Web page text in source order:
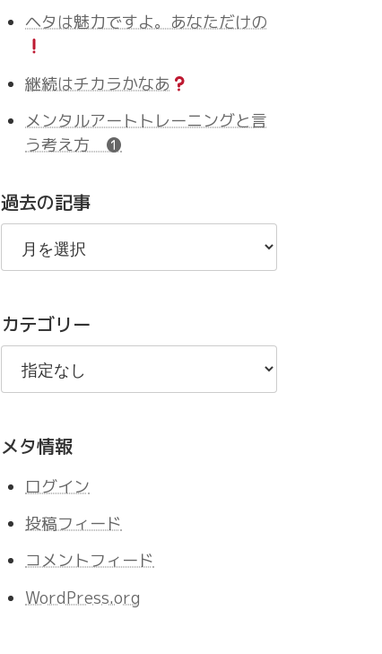
ヘタは魅力ですよ。あなただけの
継続はチカラかなあ
メンタルアートトレーニングと言
う考え方 ❶
過去の記事
過
の
事
カテゴリー
メタ情報
ログイン
投稿フィード
コメントフィード
WordPress.org